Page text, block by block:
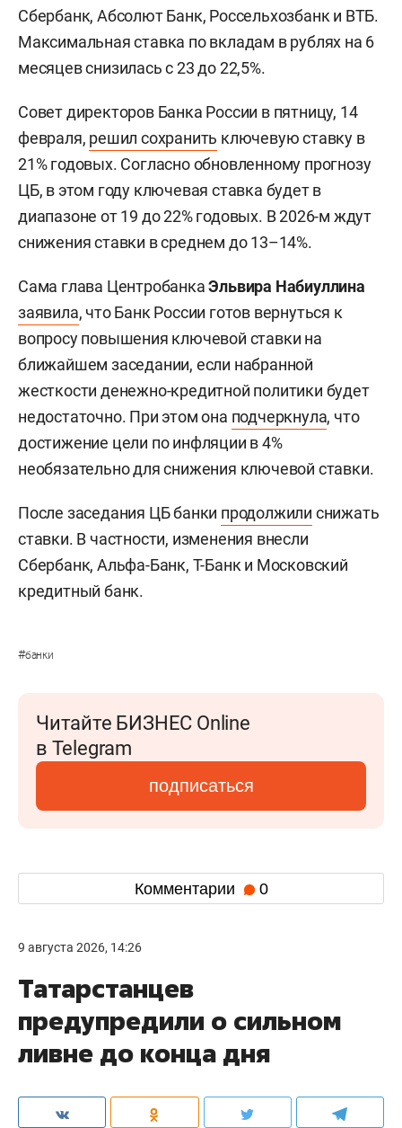
Сбербанк, Абсолют Банк, Россельхозбанк и ВТБ.
Максимальная ставка по вкладам в рублях на 6
месяцев снизилась с 23 до 22,5%.
Совет директоров Банка России в пятницу, 14
февраля, решил сохранить ключевую ставку в
21% годовых. Согласно обновленному прогнозу
ЦБ, в этом году ключевая ставка будет в
диапазоне от 19 до 22% годовых. В 2026-м ждут
снижения ставки в среднем до 13–14%.
Сама глава ЦентробанкаЭльвира Набиуллина
заявила, что Банк России готов вернуться к
вопросу повышения ключевой ставки на
ближайшем заседании, если набранной
жесткости денежно-кредитной политики будет
недостаточно. При этом она подчеркнула, что
достижение цели по инфляции в 4%
необязательно для снижения ключевой ставки.
После заседания ЦБ банки продолжили снижать
ставки. В частности, изменения внесли
Сбербанк, Альфа-Банк, Т-Банк и Московский
кредитный банк.
#банки
Читайте БИЗНЕС Online
в Telegram
подписаться
Комментарии 0
9 августа 2026, 14:26
Татарстанцев
предупредили о сильном
ливне до конца дня